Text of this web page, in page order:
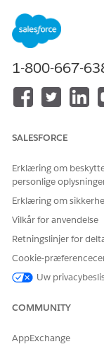
Tilgængelig i:
Tilgængelig i:
RELATED
LØSTE
Giv os
1-800-667-
SALESFORCE
Erklæring om
personlige
Erklæring om
Vilkår for anvendelse
Retningslinjer for
Cookie-
Uw
COMMUNITY
AppExchange